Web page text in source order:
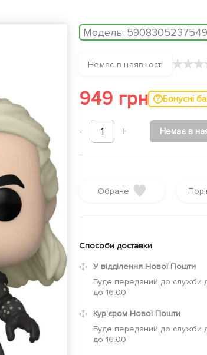
Модель: 5908305237549
Немає в наявності ★★★
949 грн Бонусні
- 1 + Немає в
Обране
Способи доставки
У відділення Нової Пошти
Буде переданий до служби
до 16.00
Кур'єром Нової Пошти
Буде переданий до служби
до 16.00